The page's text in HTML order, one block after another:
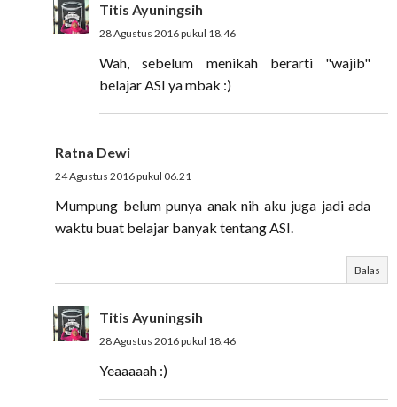
Titis Ayuningsih
28 Agustus 2016 pukul 18.46
Wah, sebelum menikah berarti "wajib"
belajar ASI ya mbak :)
Ratna Dewi
24 Agustus 2016 pukul 06.21
Mumpung belum punya anak nih aku juga jadi ada
waktu buat belajar banyak tentang ASI.
Balas
Titis Ayuningsih
28 Agustus 2016 pukul 18.46
Yeaaaaah :)